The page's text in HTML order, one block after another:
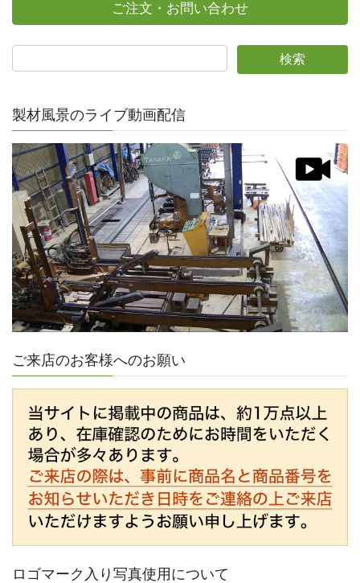
ご注文・お問い合わせ
製材風景のライブ動画配信
ご来店のお客様へのお願い
ロゴマーク入り写真使用について